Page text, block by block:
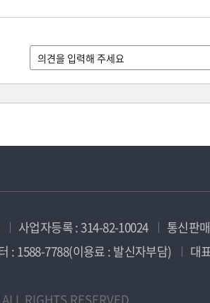
사업자등록 : 314-82-10024
통신판
: 1588-7788(이용료 : 발신자부담)
대
RIGHTS RESERVED.